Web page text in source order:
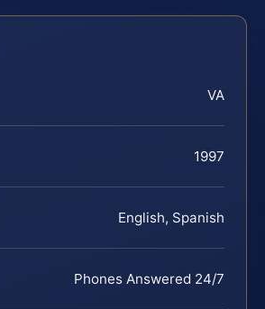
VA
1997
English, Spanish
Phones Answered 24/7